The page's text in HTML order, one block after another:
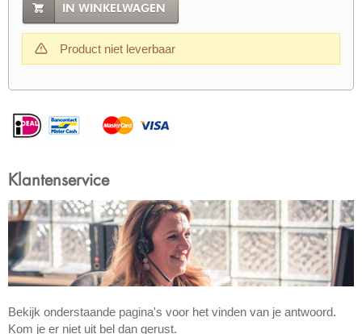
IN WINKELWAGEN
Product niet leverbaar
Klantenservice
Bekijk onderstaande pagina's voor het vinden van je antwoord.
Kom je er niet uit bel dan gerust.